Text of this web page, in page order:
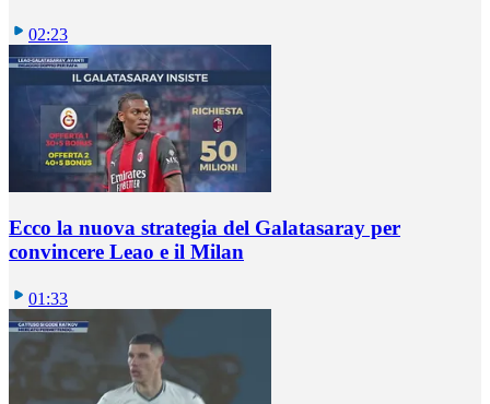
02:23
Ecco la nuova strategia del Galatasaray per
convincere Leao e il Milan
01:33